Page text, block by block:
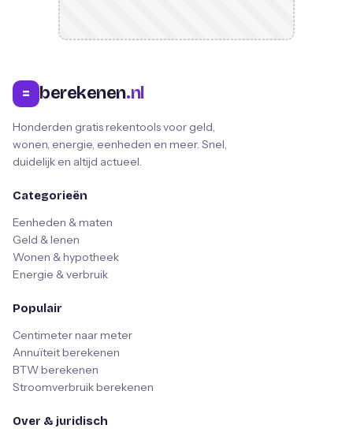
= berekenen.nl
Honderden gratis rekentools voor geld,
wonen, energie, eenheden en meer. Snel,
duidelijk en altijd actueel.
Categorieën
Eenheden & maten
Geld & lenen
Wonen & hypotheek
Energie & verbruik
Populair
Centimeter naar meter
Annuïteit berekenen
BTW berekenen
Stroomverbruik berekenen
Over & juridisch